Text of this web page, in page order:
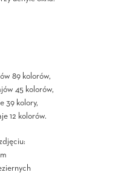
89 kolorów,
45 kolorów,
39 kolory,
12 kolorów.